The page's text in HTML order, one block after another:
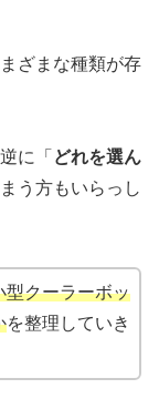
ざまな種類が存
に「 どれを選ん
う方もいらっし
型クーラーボッ
を整理していき